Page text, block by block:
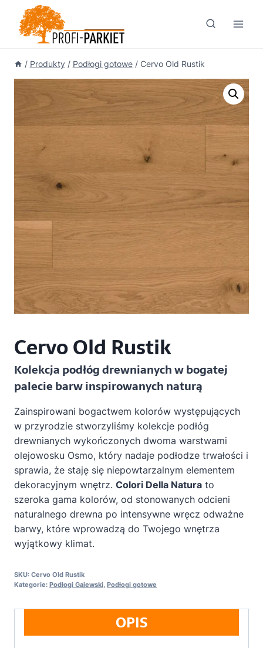
Przejdź
treści
/ Produkty / Podłogi gotowe / Cervo Old Rustik
Cervo Old Rustik
Kolekcja podłóg drewnianych w bogatej
palecie barw inspirowanych naturą
Zainspirowani bogactwem kolorów występujących
w przyrodzie stworzyliśmy kolekcje podłóg
drewnianych wykończonych dwoma warstwami
olejowosku Osmo, który nadaje podłodze trwałości i
sprawia, że staję się niepowtarzalnym elementem
dekoracyjnym wnętrz. Colori Della Natura to
szeroka gama kolorów, od stonowanych odcieni
naturalnego drewna po intensywne wręcz odważne
barwy, które wprowadzą do Twojego wnętrza
wyjątkowy klimat.
SKU: Cervo Old Rustik
Kategorie: Podłogi Gajewski Podłogi gotowe
OPIS